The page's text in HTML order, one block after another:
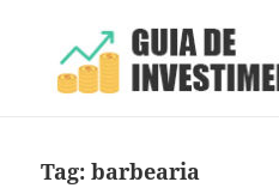
Tag:barbearia